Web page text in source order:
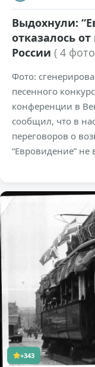
Выдохнули:
отказалось
России ( 4
Фото:
песенного
конференции в
сообщил, что в
переговоров о
“Евровидение” не
+343